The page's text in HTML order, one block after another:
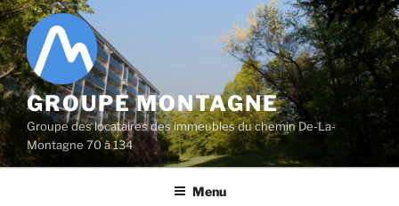
Aller
au
contenu
principal
GROUPE MONTAGNE
Groupe des locataires des immeubles du chemin De-La-
Montagne 70 à 134
Menu